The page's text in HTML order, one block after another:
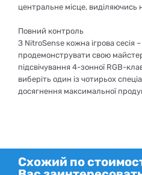
центральне місце, виділяючись
Повний контроль
З NitroSense кожна ігрова сесія
продемонструвати свою
підсвічування 4-зонної RGB-
виберіть один із чотирьох
досягнення максимальної
Схожий по